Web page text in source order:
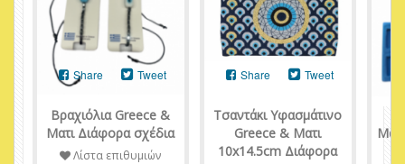
Βραχιόλια Greece &
Ματι Διάφορα σχέδια
Share Tweet
Λίστα επιθυμιών
Τσαντάκι Υφασμάτινο
Greece & Ματι
10x14.5cm Διάφορα
Share Tweet